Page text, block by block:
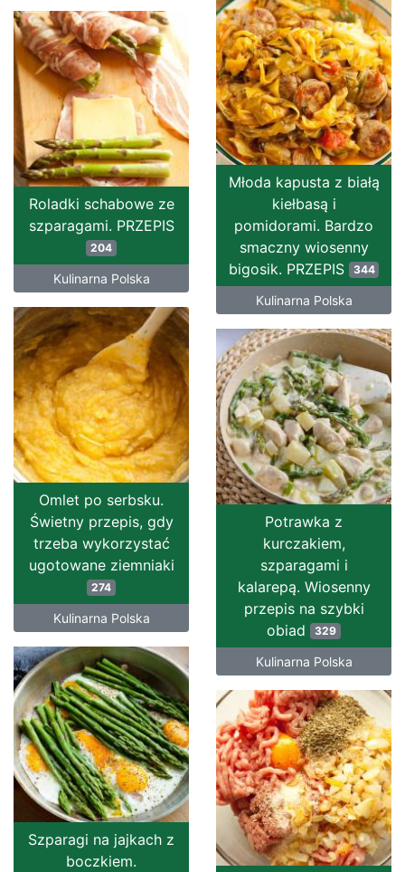
Młoda kapusta z białą
kiełbasą i
pomidorami. Bardzo
smaczny wiosenny
bigosik. PRZEPIS
344
Kulinarna Polska
Roladki schabowe ze
szparagami. PRZEPIS
204
Kulinarna Polska
Omlet po serbsku.
Świetny przepis, gdy
trzeba wykorzystać
ugotowane ziemniaki
274
Kulinarna Polska
Potrawka z
kurczakiem,
szparagami i
kalarepą. Wiosenny
przepis na szybki
obiad 329
Kulinarna Polska
Szparagi na jajkach z
boczkiem.